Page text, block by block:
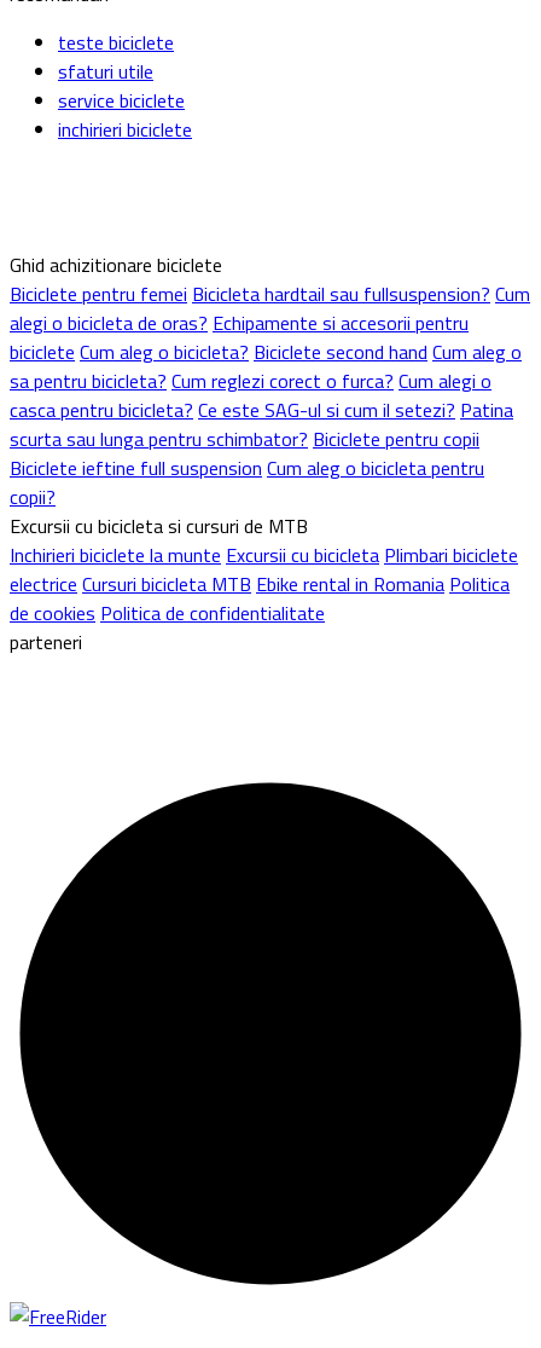
teste biciclete
sfaturi utile
service biciclete
inchirieri biciclete
Ghid achizitionare biciclete
Biciclete pentru femei Bicicleta hardtail sau fullsuspension? Cum
alegi o bicicleta de oras? Echipamente si accesorii pentru
biciclete Cum aleg o bicicleta? Biciclete second hand Cum aleg o
sa pentru bicicleta? Cum reglezi corect o furca? Cum alegi o
casca pentru bicicleta? Ce este SAG-ul si cum il setezi? Patina
scurta sau lunga pentru schimbator? Biciclete pentru copii
Biciclete ieftine full suspension Cum aleg o bicicleta pentru
copii?
Excursii cu bicicleta si cursuri de MTB
Inchirieri biciclete la munte Excursii cu bicicleta Plimbari biciclete
electrice Cursuri bicicleta MTB Ebike rental in Romania Politica
de cookies Politica de confidentialitate
parteneri